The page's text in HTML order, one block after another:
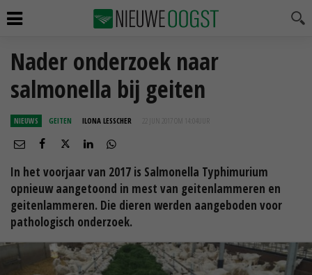
Nader onderzoek naar
salmonella bij geiten
NIEUWS GEITEN ILONA LESSCHER 22 JUN 2017 OM 14:04
In het voorjaar van 2017 is Salmonella Typhimurium
opnieuw aangetoond in mest van geitenlammeren en
geitenlammeren. Die dieren werden aangeboden voor
pathologisch onderzoek.